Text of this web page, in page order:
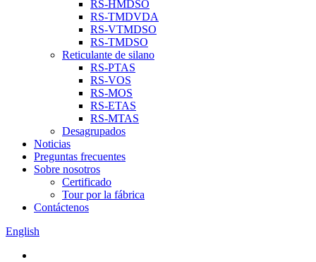
RS-HMDSO
RS-TMDVDA
RS-VTMDSO
RS-TMDSO
Reticulante de silano
RS-PTAS
RS-VOS
RS-MOS
RS-ETAS
RS-MTAS
Desagrupados
Noticias
Preguntas frecuentes
Sobre nosotros
Certificado
Tour por la fábrica
Contáctenos
English